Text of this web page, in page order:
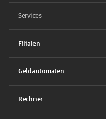
Services
Filialen
Geldautomaten
Rechner